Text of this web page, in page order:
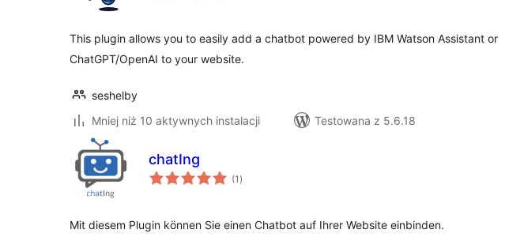
This plugin allows you to easily add a chatbot powered by IBM Watson Assistant or
ChatGPT/OpenAI to your website.
seshelby
Mniej niż 10 aktywnych instalacji
Testowana z 5.6.18
chatIng
(1 wszystkich
ocen
)
Mit diesem Plugin können Sie einen Chatbot auf Ihrer Website einbinden.